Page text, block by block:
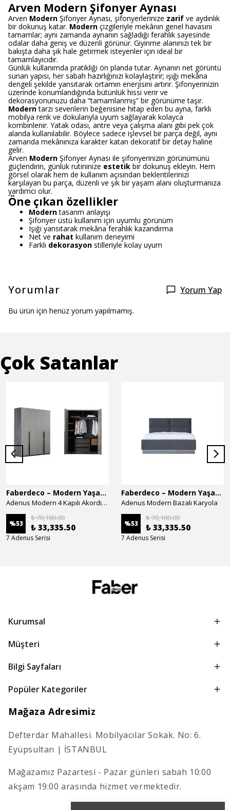
Arven Modern Şifonyer Aynası
Arven Modern Şifonyer Aynası, şifonyerlerinize zarif ve aydınlık
bir dokunuş katar. Modern çizgileriyle mekânın genel havasını
tamamlar; aynı zamanda aynanın sağladığı ferahlık sayesinde
odalar daha geniş ve düzenli görünür. Giyinme alanınızı tek bir
bakışta daha şık hale getirmek isteyenler için ideal bir
tamamlayıcıdır.
Günlük kullanımda pratikliği ön planda tutar. Aynanın net görüntü
sunan yapısı, her sabah hazırlığınızı kolaylaştırır; ışığı mekâna
dengeli şekilde yansıtarak ortamın enerjisini artırır. Şifonyerinizin
üzerinde konumlandığında bütünlük hissi verir ve
dekorasyonunuzu daha “tamamlanmış” bir görünüme taşır.
Moderntarzı sevenlerin beğenisine hitap eden bu ayna, farklı
mobilya renk ve dokularıyla uyum sağlayarak kolayca
kombinlenir. Yatak odası, antre veya çalışma alanı gibi pek çok
alanda kullanılabilir. Böylece sadece işlevsel bir parça değil, aynı
zamanda mekânınıza karakter katan dekoratif bir detay haline
gelir.
Arven Modern Şifonyer Aynası ile şifonyerinizin görünümünü
güçlendirin, günlük rutininize estetik bir dokunuş ekleyin. Hem
görsel olarak hem de kullanım açısından beklentilerinizi
karşılayan bu parça, düzenli ve şık bir yaşam alanı oluşturmanıza
yardımcı olur.
Öne çıkan özellikler
Moderntasarım anlayışı
Şifonyer üstü kullanım için uyumlu görünüm
Işığı yansıtarak mekâna ferahlık kazandırma
Net ve rahat kullanım deneyimi
Farklı dekorasyon stilleriyle kolay uyum
Yorumlar Yorum Yap
Bu ürün için henüz yorum yapılmamış.
Çok Satanlar
Faberdeco – Modern Yaşam Alanları İçin Özel Tasarım Mobilyalar
Adenus Modern 4 Kapılı Akordion Dolap
%53
₺ 70,180.00
₺ 33,335.50
7 Adenus Serisi
Faberdeco – Modern Yaşam Alanları İçin Özel Tasarım Mobilyalar
Adenus Modern Bazalı Karyola
%53
₺ 70,180.00
₺ 33,335.50
7 Adenus Serisi
Kurumsal
Müşteri
Bilgi Sayfaları
Popüler Kategoriler
Mağaza Adresimiz
Defterdar Mahallesi. Mobilyacılar Sokak. No: 6.
Eyüpsultan | İSTANBUL
Mağazamız Pazartesi - Pazar günleri sabah 10:00
akşam 19:00 arasında hizmet vermektedir.